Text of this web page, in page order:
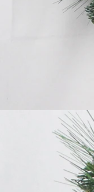
しています。適切なサン
、ホリデーシーズンの売
大きな影響を与える可能